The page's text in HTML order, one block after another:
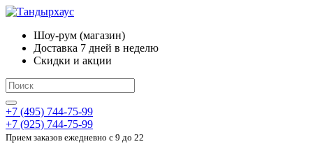
Шоу-рум (магазин)
Доставка 7 дней в неделю
Скидки и акции
+7 (495) 744-75-99
+7 (925) 744-75-99
Прием заказов ежедневно c 9 до 22